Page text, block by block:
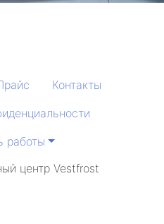
Контакты
работы
центр Vestfrost